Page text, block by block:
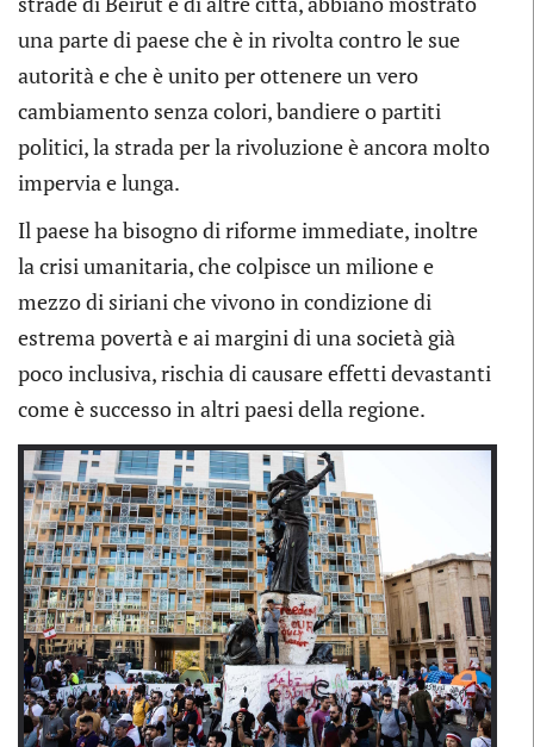
una parte di paese che è in rivolta contro le sue
autorità e che è unito per ottenere un vero
cambiamento senza colori, bandiere o partiti
politici, la strada per la rivoluzione è ancora molto
impervia e lunga.
Il paese ha bisogno di riforme immediate, inoltre
la crisi umanitaria, che colpisce un milione e
mezzo di siriani che vivono in condizione di
estrema povertà e ai margini di una società già
poco inclusiva, rischia di causare effetti devastanti
come è successo in altri paesi della regione.